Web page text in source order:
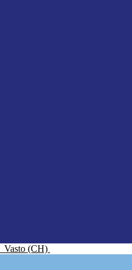
Vasto (CH)